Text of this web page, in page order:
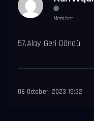
Member
57.Alay Geri Döndü
06 October, 2023 19:32